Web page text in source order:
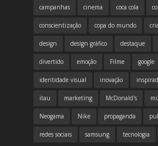
campanhas cinema coca cola
conscientização copa do mundo
design design gráfico destaque
divertido emoção Filme google
identidade visual inovação
itau marketing McDonald's
Neogama Nike propaganda
redes sociais samsung tecnologia